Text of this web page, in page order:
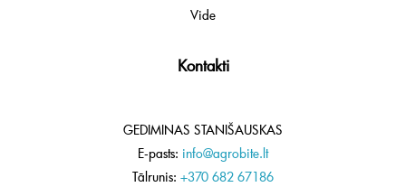
Vide
Kontakti
GEDIMINAS STANIŠAUSKAS
E-pasts: info@agrobite.lt
Tālrunis: +370 682 67186